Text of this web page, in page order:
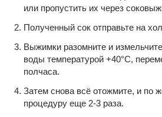
или пропустить их через
Полученный сок отправьте на
Выжимки разомните и
воды температурой +40°С,
полчаса.
Затем снова всё отожмите, и по
процедуру еще 2-3 раза.